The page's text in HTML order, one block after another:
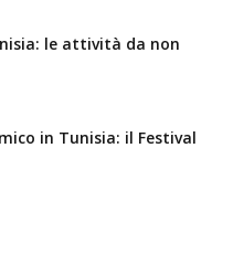
le attività da non
in Tunisia: il Festival